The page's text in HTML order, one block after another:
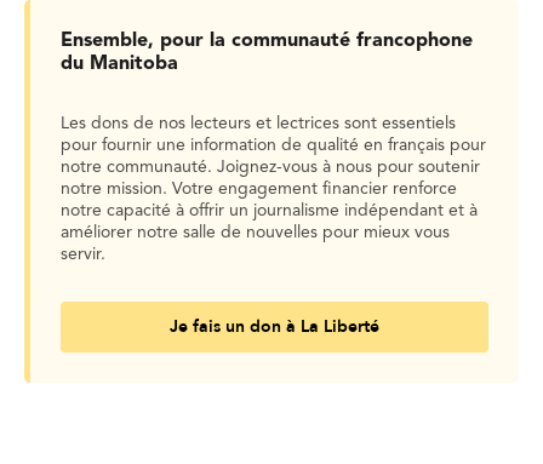
Ensemble, pour la communauté francophone
du Manitoba
Les dons de nos lecteurs et lectrices sont essentiels
pour fournir une information de qualité en français pour
notre communauté. Joignez-vous à nous pour soutenir
notre mission. Votre engagement financier renforce
notre capacité à offrir un journalisme indépendant et à
améliorer notre salle de nouvelles pour mieux vous
servir.
Je fais un don à La Liberté